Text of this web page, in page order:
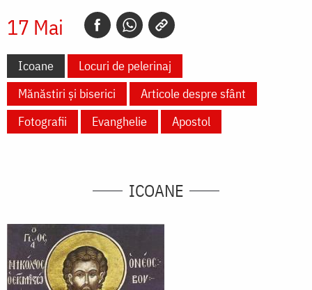
17 Mai
Icoane
Locuri de pelerinaj
Mănăstiri și biserici
Articole despre sfânt
Fotografii
Evanghelie Apostol
ICOANE